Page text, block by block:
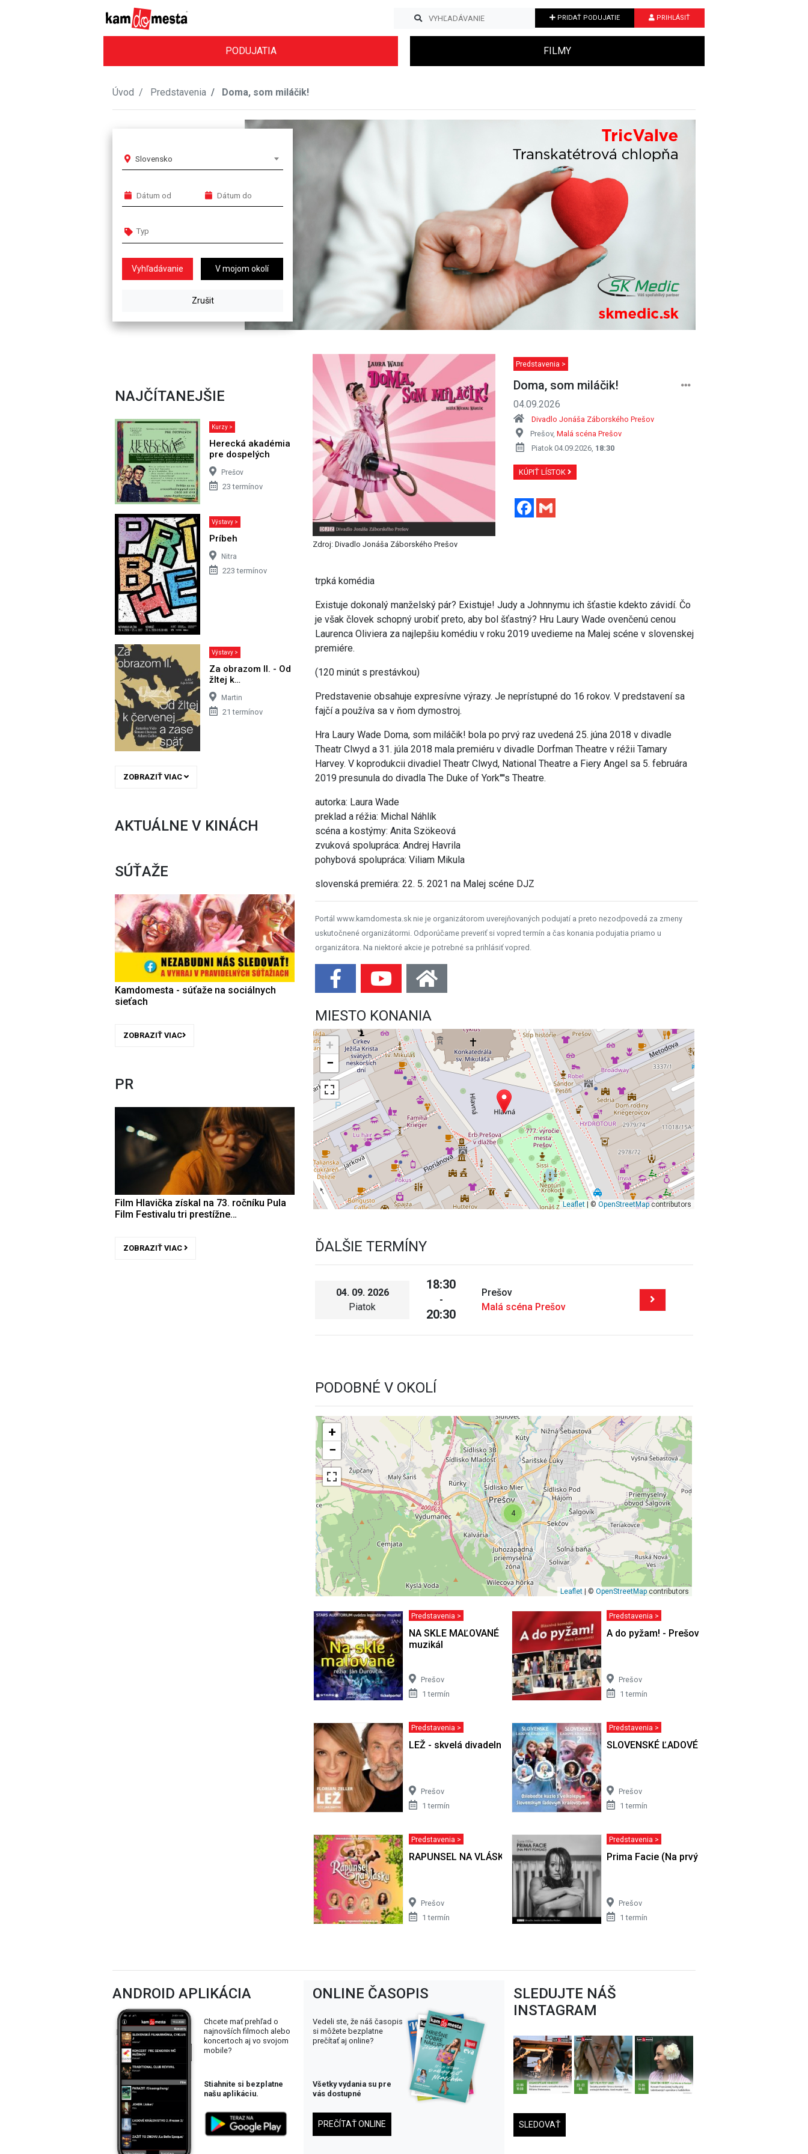
PRIDAŤ PODUJATIE PRIHLÁSIŤ
PODUJATIA FILMY
Úvod Predstavenia Doma, som miláčik!
Slovensko
V mojom okolí
NAJČÍTANEJŠIE
Kurzy >
Herecká akadémia
pre dospelých
Prešov
23 termínov
Výstavy >
Príbeh
Nitra
223 termínov
Výstavy >
Za obrazom II. - Od
žltej k…
Martin
21 termínov
ZOBRAZIŤ VIAC
AKTUÁLNE V KINÁCH
SÚŤAŽE
Kamdomesta - súťaže na sociálnych
sieťach
ZOBRAZIŤ VIAC
PR
Film Hlavička získal na 73. ročníku Pula
Film Festivalu tri prestížne…
ZOBRAZIŤ VIAC
Zdroj: Divadlo Jonáša Záborského Prešov
Predstavenia >
Doma, som miláčik!
04.09.2026
Divadlo Jonáša Záborského Prešov
Prešov, Malá scéna Prešov
Piatok 04.09.2026, 18:30
KÚPIŤ LÍSTOK
Facebook
trpká komédia
Existuje dokonalý manželský pár? Existuje! Judy a Johnnymu ich šťastie kdekto závidí. Čo
je však človek schopný urobiť preto, aby bol šťastný? Hru Laury Wade ovenčenú cenou
Laurenca Oliviera za najlepšiu komédiu v roku 2019 uvedieme na Malej scéne v slovenskej
premiére.
(120 minút s prestávkou)
Predstavenie obsahuje expresívne výrazy. Je neprístupné do 16 rokov. V predstavení sa
fajčí a používa sa v ňom dymostroj.
Hra Laury Wade Doma, som miláčik! bola po prvý raz uvedená 25. júna 2018 v divadle
Theatr Clwyd a 31. júla 2018 mala premiéru v divadle Dorfman Theatre v réžii Tamary
Harvey. V koprodukcii divadiel Theatr Clwyd, National Theatre a Fiery Angel sa 5. februára
2019 presunula do divadla The Duke of York''''s Theatre.
autorka: Laura Wade
preklad a réžia: Michal Náhlík
scéna a kostýmy: Anita Szökeová
zvuková spolupráca: Andrej Havrila
pohybová spolupráca: Viliam Mikula
slovenská premiéra: 22. 5. 2021 na Malej scéne DJZ
Portál www.kamdomesta.sk nie je organizátorom uverejňovaných podujatí a preto nezodpovedá za zmeny
uskutočnené organizátormi. Odporúčame preveriť si vopred termín a čas konania podujatia priamo u
organizátora. Na niektoré akcie je potrebné sa prihlásiť vopred.
MIESTO KONANIA
+
−
Leaflet| © OpenStreetMapcontributors
ĎALŠIE TERMÍNY
04. 09. 2026
Piatok
18:30
-
20:30
Prešov
Malá scéna Prešov
PODOBNÉ V OKOLÍ
4
+
−
Leaflet | ©OpenStreetMap contributors
Predstavenia >
NA SKLE MAĽOVANÉ - legendárny
muzikál
Prešov
1 termín
Predstavenia >
A do pyžam! - Prešov
Prešov
1 termín
Predstavenia >
LEŽ - skvelá divadelná komédia
Prešov
1 termín
Predstavenia >
SLOVENSKÉ ĽADOVÉ KRÁĽOVSTVO
Prešov
1 termín
Predstavenia >
RAPUNSEL NA VLÁSKU
Prešov
1 termín
Predstavenia >
Prima Facie (Na prvý pohľad)
Prešov
1 termín
ANDROID APLIKÁCIA
Chcete mať prehľad o
najnovších filmoch alebo
koncertoch aj vo svojom
mobile?
Stiahnite si bezplatne
našu aplikáciu.
ONLINE ČASOPIS
Vedeli ste, že náš časopis
si môžete bezplatne
prečítať aj online?
Všetky vydania su pre
vás dostupné
PREČÍTAŤ ONLINE
SLEDUJTE NÁŠ
INSTAGRAM
SLEDOVAŤ